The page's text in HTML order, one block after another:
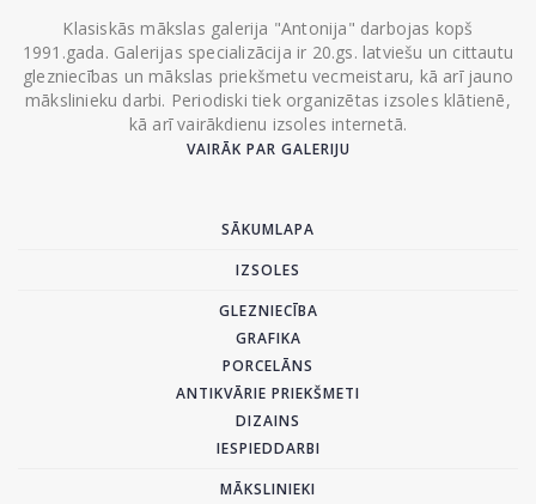
Klasiskās mākslas galerija "Antonija" darbojas kopš
1991.gada. Galerijas specializācija ir 20.gs. latviešu un cittautu
glezniecības un mākslas priekšmetu vecmeistaru, kā arī jauno
mākslinieku darbi. Periodiski tiek organizētas izsoles klātienē,
kā arī vairākdienu izsoles internetā.
VAIRĀK PAR GALERIJU
SĀKUMLAPA
IZSOLES
GLEZNIECĪBA
GRAFIKA
PORCELĀNS
ANTIKVĀRIE PRIEKŠMETI
DIZAINS
IESPIEDDARBI
MĀKSLINIEKI